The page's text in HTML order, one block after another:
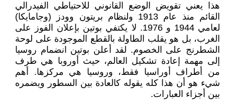
هذا يعني تقويض الوضع القانوني للاحتياطي الفيدرالي
القائم منذ عام 1913 ولنظام بريتون وودز (وجامايكا)
لعامي 1944 و 1976. لا يكتفي بوتين بإعلان الفوز على
الغرب، بل هو يقلب الطاولة بالقطع الموجودة على لوحة
الشطرنج على الخصوم. لقد أعلن بوتين انضمام روسيا
إلى مهمة إعادة تشكيل العالم، حيث أوروبا هي طرف
من أطراف أوراسيا فقط، وروسيا هي مركزها. أهم
شيء هو أن هذا كله يقوله كالعادة بين السطور ويضمره
بين أجزاء العبارات.